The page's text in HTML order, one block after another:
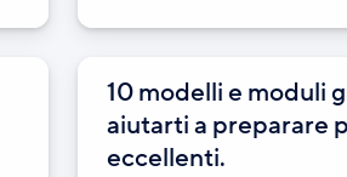
10 modelli e moduli
aiutarti a preparare
eccellenti.